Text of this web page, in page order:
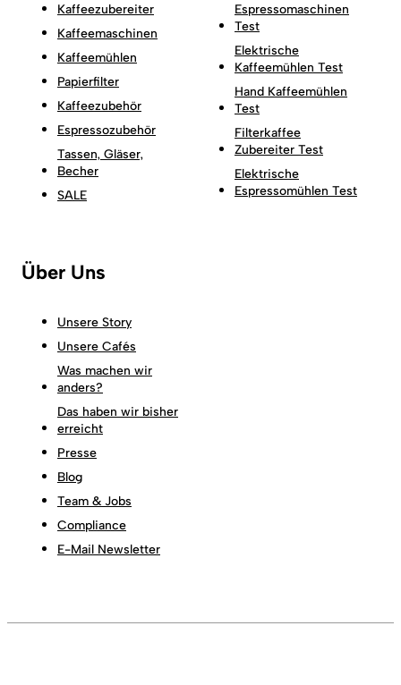
Kaffeezubereiter
Kaffeemaschinen
Kaffeemühlen
Papierfilter
Kaffeezubehör
Espressozubehör
Tassen, Gläser,
Becher
SALE
Espressomaschinen
Test
Elektrische
Kaffeemühlen Test
Hand Kaffeemühlen
Test
Filterkaffee
Zubereiter Test
Elektrische
Espressomühlen Test
Über Uns
Unsere Story
Unsere Cafés
Was machen wir
anders?
Das haben wir bisher
erreicht
Presse
Blog
Team & Jobs
Compliance
E-Mail Newsletter